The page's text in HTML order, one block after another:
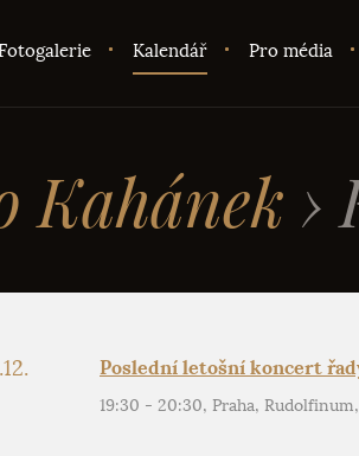
Kalendář Pro média
Kahánek ›
Poslední letošní koncert
19:30 - 20:30, Praha,